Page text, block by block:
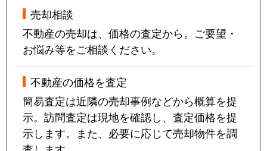
売却相談
不動産の売却は、価格の査定から。ご要望・
お悩み等をご相談ください。
不動産の価格を査定
簡易査定は近隣の売却事例などから概算を提
示。訪問査定は現地を確認し、査定価格を提
示します。また、必要に応じて売却物件を調